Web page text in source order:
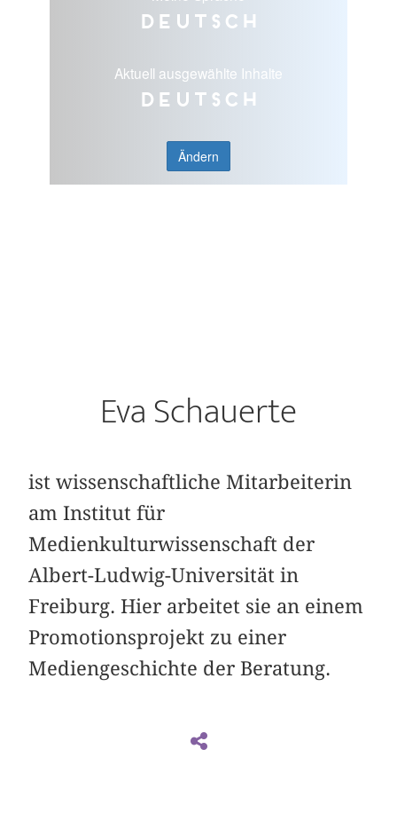
Deutsch
Aktuell ausgewählte Inhalte
Deutsch
Ändern
Eva Schauerte
ist wissenschaftliche Mitarbeiterin
am Institut für
Medienkulturwissenschaft der
Albert-Ludwig-Universität in
Freiburg. Hier arbeitet sie an einem
Promotionsprojekt zu einer
Mediengeschichte der Beratung.